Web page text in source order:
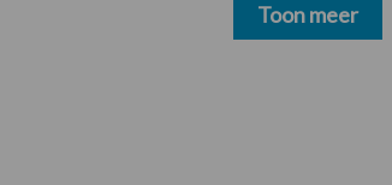
Toon meer